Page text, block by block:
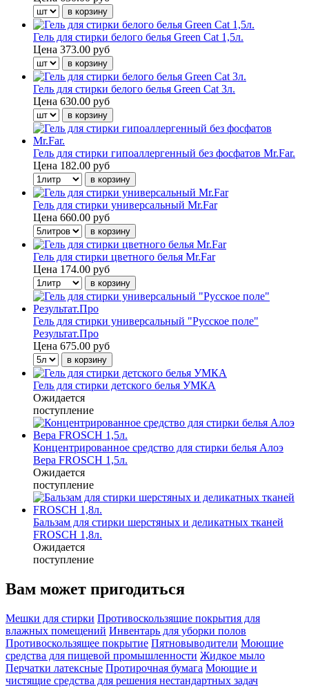
Гель для стирки белого белья Green Cat 1,5л.
Цена 373.00 руб
Гель для стирки белого белья Green Cat 3л.
Цена 630.00 руб
Гель для стирки гипоаллергенный без фосфатов Mr.Far.
Цена 182.00 руб
Гель для стирки универсальный Mr.Far
Цена 660.00 руб
Гель для стирки цветного белья Mr.Far
Цена 174.00 руб
Гель для стирки универсальный "Русское поле"
Результат.Про
Цена 675.00 руб
Гель для стирки детского белья УМКА
Ожидается
поступление
Концентрированное средство для стирки белья Алоэ
Вера FROSCH 1,5л.
Ожидается
поступление
Бальзам для стирки шерстяных и деликатных тканей
FROSCH 1,8л.
Ожидается
поступление
Вам может пригодиться
Мешки для стирки Противоскользящие покрытия для
влажных помещений Инвентарь для уборки полов
Противоскользящее покрытие Пятновыводители Моющие
средства для пищевой промышленности Жидкое мыло
Перчатки латексные Протирочная бумага Моющие и
чистящие средства для решения нестандартных задач